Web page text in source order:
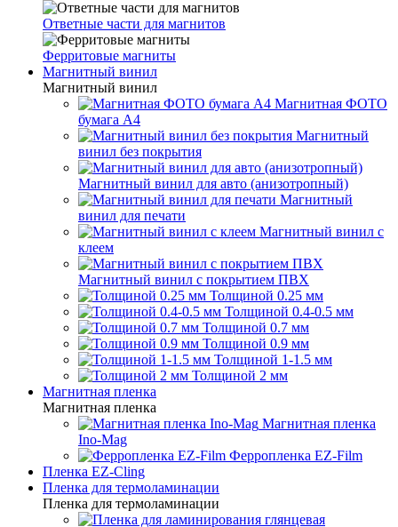
Ответные части для магнитов
Ферритовые магниты
Магнитный винил
Магнитный винил
Магнитная ФОТО
бумага А4
Магнитный
винил без покрытия
Магнитный винил для авто (анизотропный)
Магнитный
винил для печати
Магнитный винил с
клеем
Магнитный винил с покрытием ПВХ
Толщиной 0.25 мм
Толщиной 0.4-0.5 мм
Толщиной 0.7 мм
Толщиной 0.9 мм
Толщиной 1-1.5 мм
Толщиной 2 мм
Магнитная пленка
Магнитная пленка
Магнитная пленка
Ino-Mag
Ферропленка EZ-Film
Пленка EZ-Cling
Пленка для термоламинации
Пленка для термоламинации